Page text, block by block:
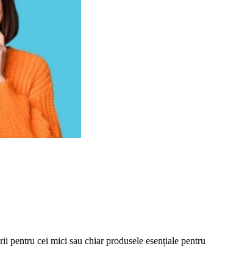
pentru cei mici sau chiar produsele esențiale pentru